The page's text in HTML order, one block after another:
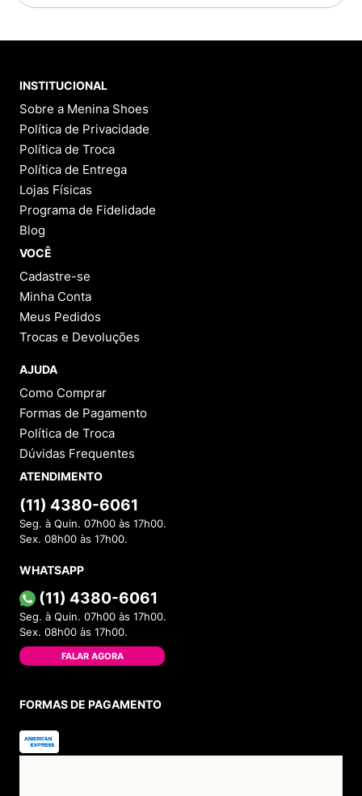
INSTITUCIONAL
Sobre a Menina Shoes
Política de Privacidade
Política de Troca
Política de Entrega
Lojas Físicas
Programa de Fidelidade
Blog
VOCÊ
Cadastre-se
Minha Conta
Meus Pedidos
Trocas e Devoluções
AJUDA
Como Comprar
Formas de Pagamento
Política de Troca
Dúvidas Frequentes
ATENDIMENTO
(11) 4380-6061
Seg. à Quin. 07h00 às 17h00.
Sex. 08h00 às 17h00.
WHATSAPP
(11) 4380-6061
Seg. à Quin. 07h00 às 17h00.
Sex. 08h00 às 17h00.
FALAR AGORA
FORMAS DE PAGAMENTO